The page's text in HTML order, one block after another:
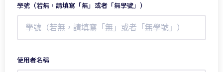
學號（若無，請填寫「無」或者「無學號」）
使用者名稱